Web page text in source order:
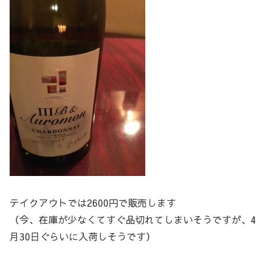
テイクアウトでは2600円で販売します
（今、在庫が少なくてすぐ品切れてしまいそうですが、4
月30日ぐらいに入荷しそうです）